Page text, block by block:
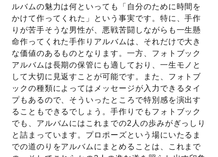
ルバムの魅力は何といっても「自分のために時間を
かけて作ってくれた」という事実です。特に、手作
りが苦手そうな男性が、悪戦苦闘しながらも一生懸
命作ってくれた手作りアルバムは、それだけで大き
な価値のあるものとなります。一方、フォトブック
アルバムは長期の保管にも適しており、一生モノと
して大切に見返すことが可能です。また、フォトブ
ックの種類によってはメッセージが入力できるタイ
プもあるので、そういったところで特別感を演出す
ることもできるでしょう。手作りでもフォトブック
でも、アルバムにはこれまでの2人の歩みがぎっしり
と詰まっています。プロポーズという場にいたるま
での道のりをアルバムにまとめることは、これまで